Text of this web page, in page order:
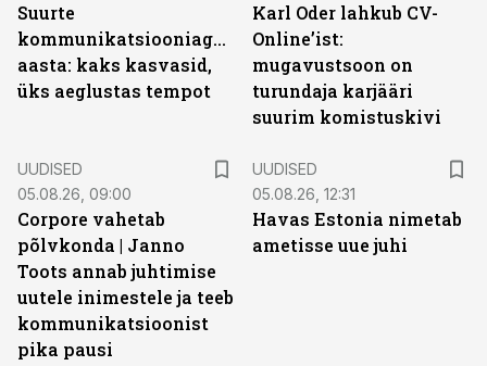
Suurte
kommunikatsiooniagentuuride
aasta: kaks kasvasid,
üks aeglustas tempot
Karl Oder lahkub CV-
Online’ist:
mugavustsoon on
turundaja karjääri
suurim komistuskivi
UUDISED
05.08.26, 09:00
Corpore vahetab
põlvkonda | Janno
Toots annab juhtimise
uutele inimestele ja teeb
kommunikatsioonist
pika pausi
UUDISED
05.08.26, 12:31
Havas Estonia nimetab
ametisse uue juhi